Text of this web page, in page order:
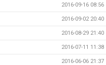
2016-09-16 08:56
2016-09-02 20:40
2016-08-29 21:40
2016-07-11 11:38
2016-06-06 21:37